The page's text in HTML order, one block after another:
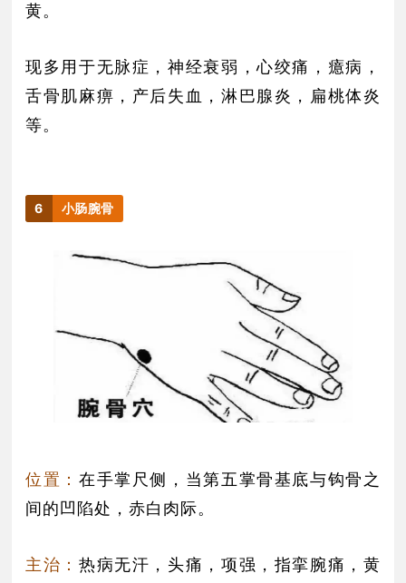
黄。
现多用于无脉症，神经衰弱，心绞痛，癔病，
舌骨肌麻痹，产后失血，淋巴腺炎，扁桃体炎
等。
6 小肠腕骨
位置： 在手掌尺侧，当第五掌骨基底与钩骨之
间的凹陷处，赤白肉际。
主治： 热病无汗，头痛，项强，指挛腕痛，黄